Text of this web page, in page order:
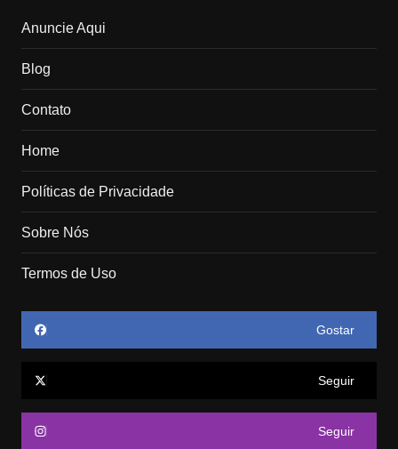
Anuncie Aqui
Blog
Contato
Home
Políticas de Privacidade
Sobre Nós
Termos de Uso
Gostar
Seguir
Seguir